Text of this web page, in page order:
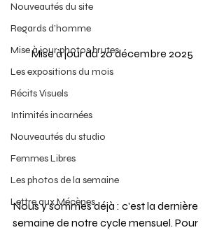
Nouveautés du site
Regards d’homme
Mise à jour photos brutes
Les expositions du mois
Récits Visuels
Intimités incarnées
Nouveautés du studio
Femmes Libres
Les photos de la semaine
Lettre aux Mécènes
Mise à jour du 20 décembre 2025
Nous y sommes déjà : c'est la dernière
semaine de notre cycle mensuel. Pour